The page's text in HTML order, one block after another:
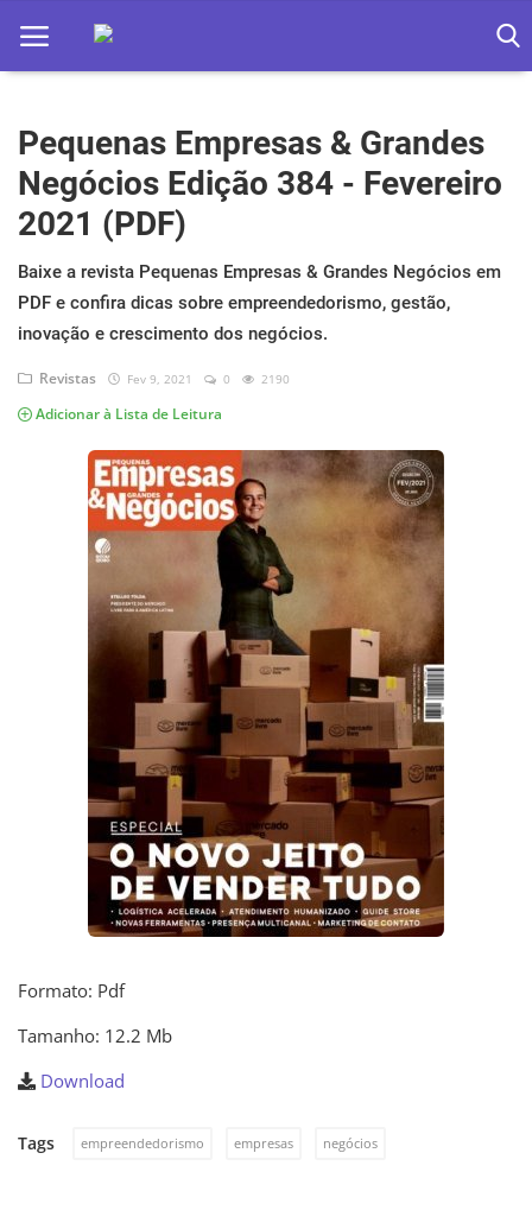
Home
Apps
Ebooks
Games
Web
Jogos hoje na TV
Pequenas Empresas & Grandes
Negócios Edição 384 - Fevereiro
2021 (PDF)
Baixe a revista Pequenas Empresas & Grandes Negócios em
PDF e confira dicas sobre empreendedorismo, gestão,
inovação e crescimento dos negócios.
Revistas Fev 9, 2021 0 2190
Adicionar à Lista de Leitura
Formato: Pdf
Tamanho: 12.2 Mb
Download
Tags empreendedorismo empresas negócios